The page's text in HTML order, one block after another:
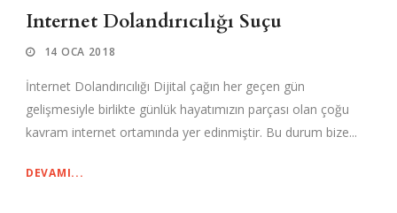
Internet Dolandırıcılığı Suçu
14 OCA 2018
İnternet Dolandırıcılığı Dijital çağın her geçen gün
gelişmesiyle birlikte günlük hayatımızın parçası olan çoğu
kavram internet ortamında yer edinmiştir. Bu durum bize...
DEVAMI...